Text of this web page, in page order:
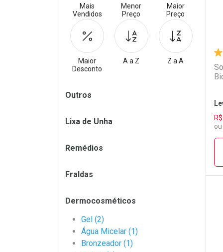
R$
Mais
Vendidos
Menor
Preço
Maior
Preço
Maior
Desconto
A a Z Z a A
Filtros
Outros
Lixa de Unha
Remédios
Fraldas
Dermocosméticos
Gel (2)
Água Micelar (1)
Bronzeador (1)